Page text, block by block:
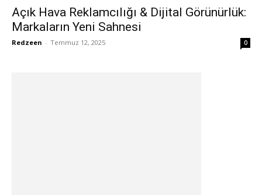
Açık Hava Reklamcılığı & Dijital Görünürlük:
Markaların Yeni Sahnesi
Redzeen - Temmuz 12, 2025 0